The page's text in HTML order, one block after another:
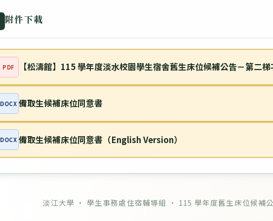
附件下載
PDF 【松濤館】115 學年度淡水校園學生宿舍舊生床位候補公告－第二梯
DOCX 備取生候補床位同意書
DOCX 備取生候補床位同意書（English Version）
淡江大學 · 學生事務處住宿輔導組 · 115 學年度舊生床位候補